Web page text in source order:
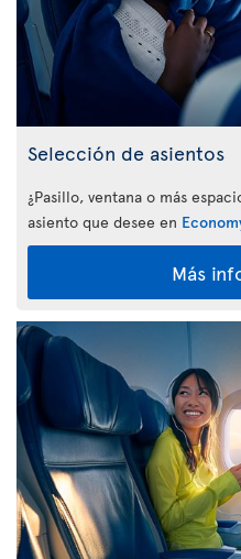
Selección de asientos
¿Pasillo, ventana o más
asiento que desee en
Más